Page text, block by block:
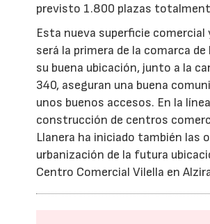
previsto 1.800 plazas
Esta nueva superficie comercial
será la primera de la comarca
su buena ubicación, junto a la
340, aseguran una buena
unos buenos accesos. En la
construcción de centros
Llanera ha iniciado también las
urbanización de la futura
Centro Comercial Vilella en